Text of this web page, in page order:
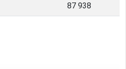
87 938